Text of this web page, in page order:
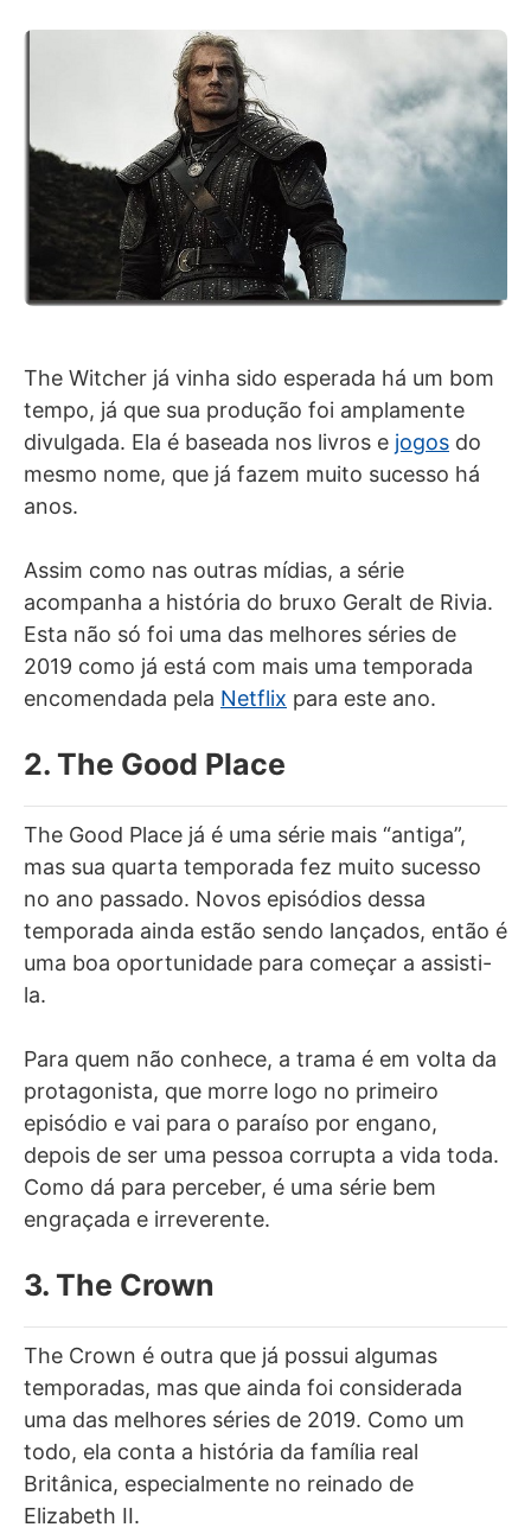
The Witcher já vinha sido esperada há um bom
tempo, já que sua produção foi amplamente
divulgada. Ela é baseada nos livros e jogos do
mesmo nome, que já fazem muito sucesso há
anos.
Assim como nas outras mídias, a série
acompanha a história do bruxo Geralt de Rivia.
Esta não só foi uma das melhores séries de
2019 como já está com mais uma temporada
encomendada pela Netflix para este ano.
2. The Good Place
The Good Place já é uma série mais “antiga”,
mas sua quarta temporada fez muito sucesso
no ano passado. Novos episódios dessa
temporada ainda estão sendo lançados, então é
uma boa oportunidade para começar a assisti-
la.
Para quem não conhece, a trama é em volta da
protagonista, que morre logo no primeiro
episódio e vai para o paraíso por engano,
depois de ser uma pessoa corrupta a vida toda.
Como dá para perceber, é uma série bem
engraçada e irreverente.
3. The Crown
The Crown é outra que já possui algumas
temporadas, mas que ainda foi considerada
uma das melhores séries de 2019. Como um
todo, ela conta a história da família real
Britânica, especialmente no reinado de
Elizabeth II.